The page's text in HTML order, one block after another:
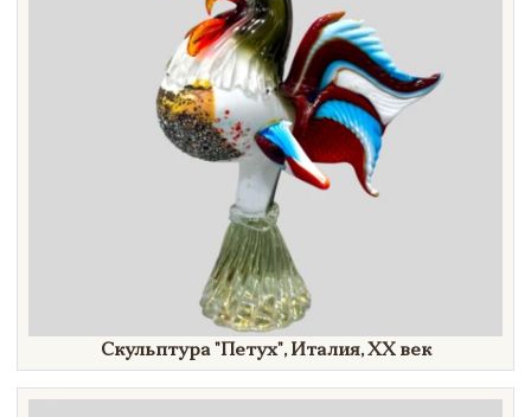
Скульптура"Петух",Италия,XX век